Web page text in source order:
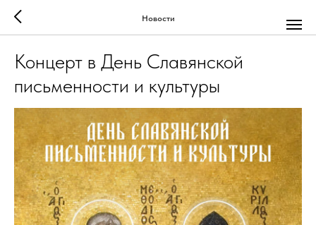
Новости
Концерт в День Славянской
письменности и культуры